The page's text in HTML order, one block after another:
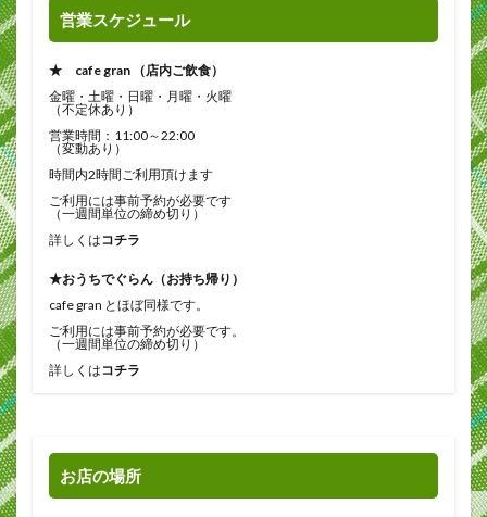
営業スケジュール
★ cafe gran （店内ご飲食）
金曜・土曜・日曜・月曜・火曜
（不定休あり）
営業時間：11:00～22:00
（変動あり）
時間内2時間ご利用頂けます
ご利用には事前予約が必要です
（一週間単位の締め切り）
詳しくはコチラ
★おうちでぐらん（お持ち帰り）
cafe gran とほぼ同様です。
ご利用には事前予約が必要です。
（一週間単位の締め切り）
詳しくはコチラ
お店の場所